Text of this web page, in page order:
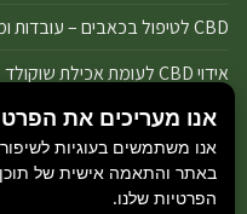
CBD לטיפול בכאבים – עובדות ומחקרים
אידוי CBD לעומת אכילת שוקולד CBD
אידוי נכון של מוצרי שמן ותפרחת CBD
אידוי שמן CBD או אידוי תפרחת CBD
אנו מעריכים את
אנו משתמשים בעוגיות
באתר והתאמה אישית של
הפרטיות שלנו.